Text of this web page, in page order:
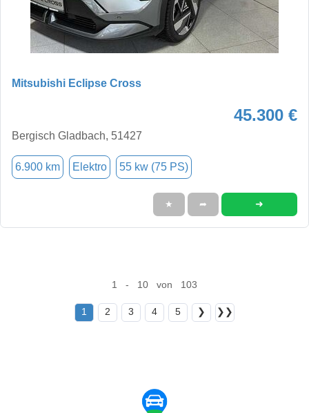
Mitsubishi Eclipse Cross
45.300 €
Bergisch Gladbach, 51427
6.900 km Elektro 55 kw (75 PS)
★ ➦ ➜
1 - 10 von 103
1 2 3 4 5 ❯ ❯❯